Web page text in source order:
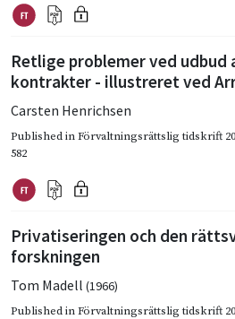
Retlige problemer ved
kontrakter - illustreret ved
Carsten Henrichsen
Published inFörvaltningsrättslig tidskrift
582
Privatiseringen och den
forskningen
Tom Madell (1966)
Published inFörvaltningsrättslig tidskrift